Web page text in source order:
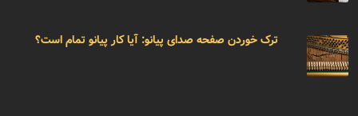
ترک خوردن صفحه صدای پیانو: آیا کار پیانو تمام است؟